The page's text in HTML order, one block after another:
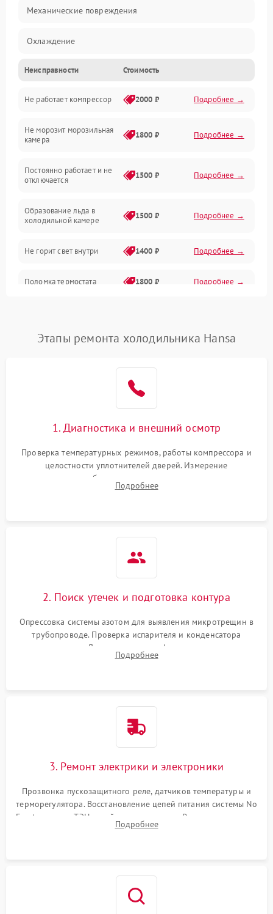
Механические повреждения
Охлаждение
Механика
Электропитание
Дренаж
Неисправности Стоимость
Не работает компрессор 2000 ₽ Подробнее →
Не морозит морозильная
камера
1800 ₽ Подробнее →
Постоянно работает и не
отключается
1500 ₽ Подробнее →
Образование льда в
холодильной камере
1500 ₽ Подробнее →
Не горит свет внутри 1400 ₽ Подробнее →
Поломка термостата 1800 ₽ Подробнее →
Поломка системы No Frost 2600 ₽ Подробнее →
работе
2000 ₽ Подробнее →
1000 ₽
1800 ₽
Этапы ремонта холодильника Hansa
1. Диагностика и внешний осмотр
Проверка температурных режимов, работы компрессора и
целостности уплотнителей дверей. Измерение
сопротивления обмоток мотора, проверка термостата и
считывание кодов ошибок с электронного дисплея.
Подробнее
2. Поиск утечек и подготовка контура
Опрессовка системы азотом для выявления микротрещин в
трубопроводе. Проверка испарителя и конденсатора
течеискателем. Демонтаж старого фильтра-осушителя и
продувка капиллярной трубки для устранения засоров.
Подробнее
3. Ремонт электрики и электроники
Прозвонка пускозащитного реле, датчиков температуры и
терморегулятора. Восстановление цепей питания системы No
Frost, включая ТЭН оттайки и вентилятор. Ремонт или замена
платы управления при сбоях алгоритмов.
Подробнее